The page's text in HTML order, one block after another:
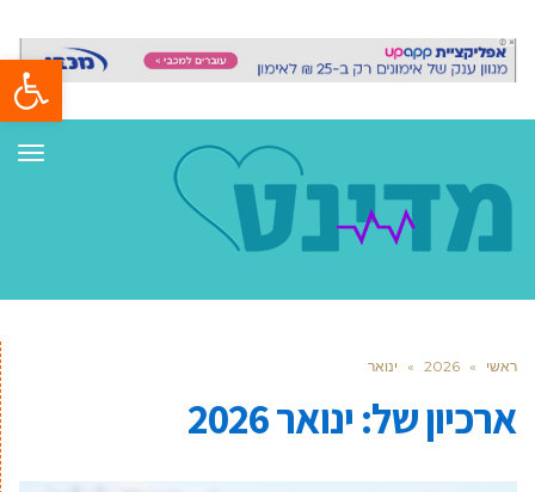
פתח
ראשי »
2026
» ינואר
ארכיון של:ינואר 2026